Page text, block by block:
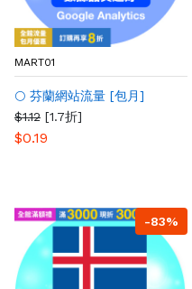
MART01
🌕 芬蘭網站流量 [包月]
$1.12 [1.7折]
$0.19
-83%